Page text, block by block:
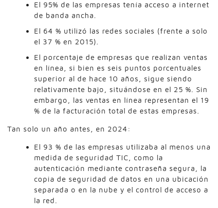
El 95% de las empresas tenía acceso a internet
de banda ancha.
El 64 % utilizó las redes sociales (frente a solo
el 37 % en 2015).
El porcentaje de empresas que realizan ventas
en línea, si bien es seis puntos porcentuales
superior al de hace 10 años, sigue siendo
relativamente bajo, situándose en el 25 %. Sin
embargo, las ventas en línea representan el 19
% de la facturación total de estas empresas.
Tan solo un año antes, en 2024:
El 93 % de las empresas utilizaba al menos una
medida de seguridad TIC, como la
autenticación mediante contraseña segura, la
copia de seguridad de datos en una ubicación
separada o en la nube y el control de acceso a
la red.